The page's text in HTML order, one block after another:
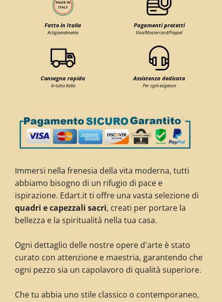
Fatto in Italia
Artigianalmente
Pagamenti protetti
Visa/Mastercard/Paypal
Consegna rapida
In tutta Italia
Assistenza dedicata
Per ogni esigenza
Immersi nella frenesia della vita moderna, tutti
abbiamo bisogno di un rifugio di pace e
ispirazione. Edart.it ti offre una vasta selezione di
quadri e capezzali sacri, creati per portare la
bellezza e la spiritualità nella tua casa.
Ogni dettaglio delle nostre opere d'arte è stato
curato con attenzione e maestria, garantendo che
ogni pezzo sia un capolavoro di qualità superiore.
Che tu abbia uno stile classico o contemporaneo,